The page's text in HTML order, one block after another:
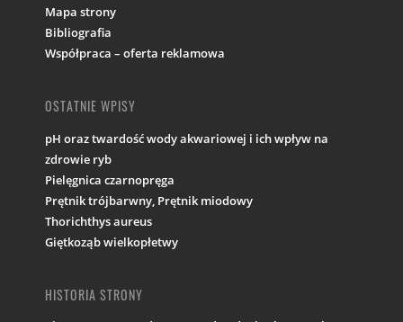
Mapa strony
Bibliografia
Współpraca – oferta reklamowa
OSTATNIE WPISY
pH oraz twardość wody akwariowej i ich wpływ na
zdrowie ryb
Pielęgnica czarnopręga
Prętnik trójbarwny, Prętnik miodowy
Thorichthys aureus
Giętkoząb wielkopłetwy
HISTORIA STRONY